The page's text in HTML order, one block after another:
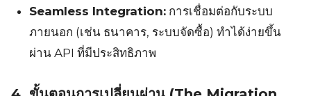
Seamless Integration:การเชื่อมต่อกับระบบ
ภายนอก (เช่น ธนาคาร, ระบบจัดซื้อ) ทำได้ง่ายขึ้น
ผ่าน API ที่มีประสิทธิภาพ